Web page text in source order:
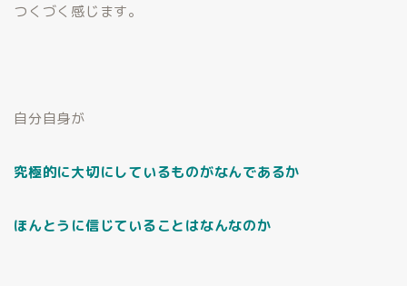
つくづく感じます。
自分自身が
究極的に大切にしているものがなんであるか
ほんとうに信じていることはなんなのか